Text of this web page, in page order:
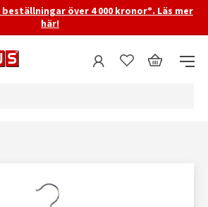
över 4 000 kronor*. Läs mer
här!